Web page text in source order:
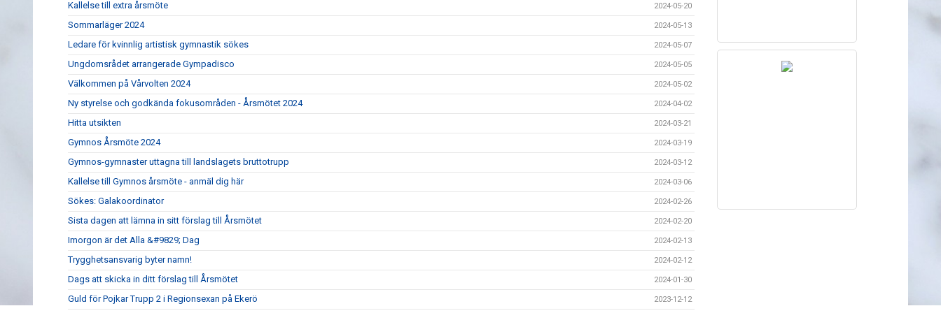
Kallelse till extra årsmöte 2024-05-20
Sommarläger 2024 2024-05-13
Ledare för kvinnlig artistisk gymnastik sökes 2024-05-07
Ungdomsrådet arrangerade Gympadisco 2024-05-05
Välkommen på Vårvolten 2024 2024-05-02
Ny styrelse och godkända fokusområden - Årsmötet 2024 2024-04-02
Hitta utsikten 2024-03-21
Gymnos Årsmöte 2024 2024-03-19
Gymnos-gymnaster uttagna till landslagets bruttotrupp 2024-03-12
Kallelse till Gymnos årsmöte - anmäl dig här 2024-03-06
Sökes: Galakoordinator 2024-02-26
Sista dagen att lämna in sitt förslag till Årsmötet 2024-02-20
Imorgon är det Alla &#9829; Dag 2024-02-13
Trygghetsansvarig byter namn! 2024-02-12
Dags att skicka in ditt förslag till Årsmötet 2024-01-30
Guld för Pojkar Trupp 2 i Regionsexan på Ekerö 2023-12-12